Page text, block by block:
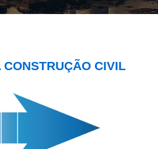
CONSTRUÇÃO CIVIL